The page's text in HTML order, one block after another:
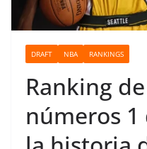
DRAFT NBA RANKINGS
Ranking
números